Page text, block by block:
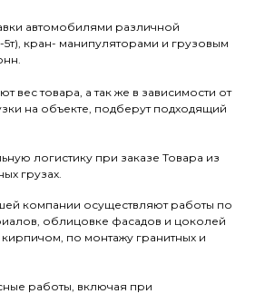
автомобилями различной
5т), кран- манипуляторами и грузовым
вес товара, а так же в зависимости от
на объекте, подберут подходящий
логистику при заказе Товара из
грузах.
компании осуществляют работы по
облицовке фасадов и цоколей
по монтажу гранитных и
работы, включая при
ПОМОЩЬ
Навесы,
Фасадные